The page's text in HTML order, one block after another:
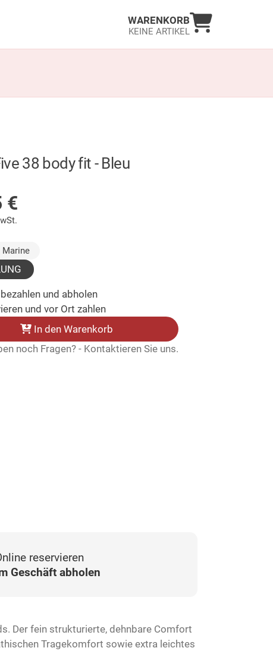
WARENKORB
KEINE ARTIKEL
Warenkorb
38 body fit - Bleu
€
Marine
und abholen
und vor Ort zahlen
In den Warenkorb
noch Fragen? - Kontaktieren Sie uns.
reservieren
Geschäft abholen
Der fein strukturierte, dehnbare Comfort
Tragekomfort sowie extra leichtes